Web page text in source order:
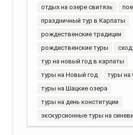
отдых на озере свитязь
праздничный тур в Карпаты
рождественские традиции
рождественские туры
тур на новый год в карпаты
туры на Новый год
туры на
туры на Шацкие озера
туры на день конституции
экскурсионные туры на